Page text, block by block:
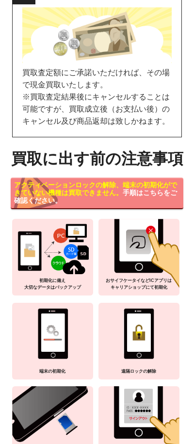
買取査定額にご承諾いただければ、その場
で現金買取いたします。
※買取査定結果後にキャンセルすることは
可能ですが、買取成立後（お支払い後）の
キャンセル及び商品返却は致しかねます。
買取に出す前の注意事項
アクティベーションロックの解除、端末の初期化がで
きていない機種は買取できません。 手順はこちらをご
確認ください。
初期化に備え
大切なデータはバックアップ
おサイフケータイなどICアプリは
キャリアショップにて初期化
端末の初期化 遠隔ロックの解除